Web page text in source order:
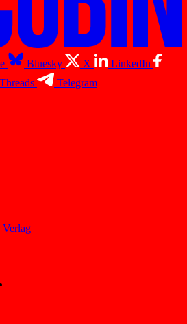
Bluesky X
LinkedIn
Threads
Telegram